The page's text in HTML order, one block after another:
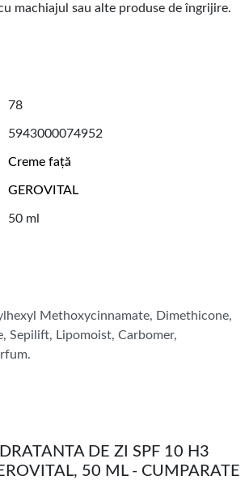
machiajul sau alte produse de îngrijire.
78
5943000074952
Creme față
GEROVITAL
50 ml
Methoxycinnamate, Dimethicone,
Sepilift, Lipomoist, Carbomer,
DE ZI SPF 10 H3
50 ML - CUMPARATE